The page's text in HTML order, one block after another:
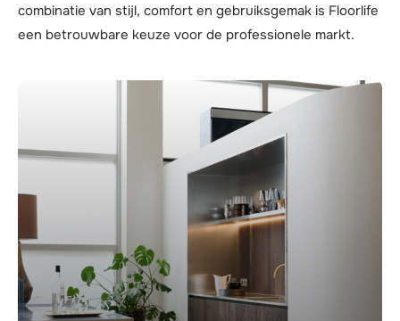
combinatie van stijl, comfort en gebruiksgemak is Floorlife
een betrouwbare keuze voor de professionele markt.